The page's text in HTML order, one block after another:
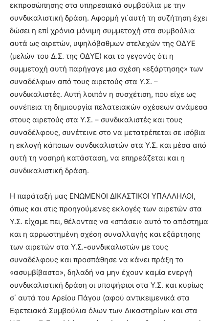
εκπροσώπησης στα υπηρεσιακά συμβούλια με την
συνδικαλιστική δράση. Αφορμή γι΄αυτή τη συζήτηση έχει
δώσει η επί χρόνια μόνιμη συμμετοχή στα συμβούλια
αυτά ως αιρετών, υψηλόβαθμων στελεχών της ΟΔΥΕ
(μελών του Δ.Σ. της ΟΔΥΕ) και το γεγονός ότι η
συμμετοχή αυτή παρήγαγε μια σχέση «εξάρτησης» των
συναδέλφων από τους αιρετούς στα Υ.Σ. –
συνδικαλιστές. Αυτή λοιπόν η συσχέτιση, που είχε ως
συνέπεια τη δημιουργία πελατειακών σχέσεων ανάμεσα
στους αιρετούς στα Υ.Σ. – συνδικαλιστές και τους
συναδέλφους, συνέτεινε στο να μετατρέπεται σε ισόβια
η εκλογή κάποιων συνδικαλιστών στα Υ.Σ. και μέσα από
αυτή τη νοσηρή κατάσταση, να επηρεάζεται και η
συνδικαλιστική δράση.
Η παράταξή μας ΕΝΩΜΕΝΟΙ ΔΙΚΑΣΤΙΚΟΙ ΥΠΑΛΛΗΛΟΙ,
όπως και στις προηγούμενες εκλογές των αιρετών στα
Υ.Σ. είχαμε πει, θέλοντας να «σπάσει» αυτό το απόστημα
και η αρρωστημένη σχέση συναλλαγής και εξάρτησης
των αιρετών στα Υ.Σ.-συνδικαλιστών με τους
συναδέλφους και προσπάθησε να κάνει πράξη το
«ασυμβίβαστο», δηλαδή να μην έχουν καμία ενεργή
συνδικαλιστική δράση οι υποψήφιοι στα Υ.Σ. και κυρίως
σ΄ αυτά του Αρείου Πάγου (αφού αντικειμενικά στα
Εφετειακά Συμβούλια όλων των Δικαστηρίων και στα